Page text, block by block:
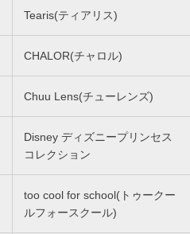
Tearis(ティアリス)
CHALOR(チャロル)
Chuu Lens(チューレンズ)
Disney ディズニープリンセス
コレクション
too cool for school(トゥークー
ルフォースクール)